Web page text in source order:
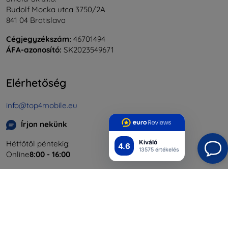
4.6 Kiváló
13575 értékelés
Rudolf Mocka utca 3750/2A
841 04 Bratislava
Cégjegyzékszám: 46701494
ÁFA-azonosító: SK2023549671
Elérhetőség
info@top4mobile.eu
Írjon nekünk
Hétfőtől péntekig:
Online8:00 - 16:00